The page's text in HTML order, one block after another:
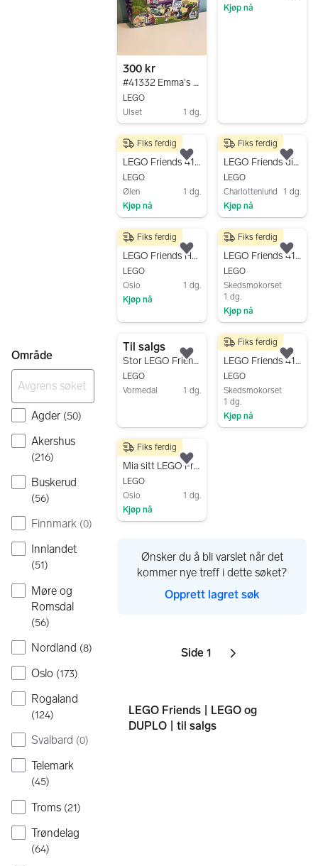
Område
Agder (50)
Akershus
(216)
Buskerud
(56)
Finnmark (0)
Innlandet
(51)
Møre og
Romsdal
(56)
Nordland (8)
Oslo (173)
Rogaland
(124)
Svalbard (0)
Telemark
(45)
Troms (21)
Trøndelag
(64)
300 kr
#41332 Emma's Art Stand
LEGO
Ulset
1 dg.
Kjøp nå
65 kr
LEGO Friends 41738 Redningssykkel for hunder
LEGO
Ølen
1 dg.
Kjøp nå
Fiks ferdig
Legg til som favoritt.
1 600 kr
LEGO Friends diverse byggesett
LEGO
Charlottenlund
1 dg.
Kjøp nå
Fiks ferdig
230 kr
LEGO Friends Heartlake City Café 42618
LEGO
Oslo
1 dg.
Kjøp nå
Fiks ferdig
Legg til som favoritt.
Gå til annonsen
150 kr
LEGO Friends 41091 Mia’s Roadster byggesett
LEGO
Skedsmokorset
1 dg.
Kjøp nå
Fiks ferdig
Til salgs
Stor LEGO Friends-samling med 30 sett – selges etter interesse
LEGO
Vormedal
1 dg.
Legg til som favoritt.
280 kr
LEGO Friends 41333 Olivia’s Mission Vehicle
LEGO
Skedsmokorset
1 dg.
Kjøp nå
Fiks ferdig
200 kr
Mia sitt LEGO Friends hus
LEGO
Oslo
1 dg.
Kjøp nå
Fiks ferdig
Legg til som favoritt.
Ønsker du å bli varslet når det
kommer nye treff i dette søket?
Opprett lagret søk
Sider
Side 1 Neste side
ikon
LEGO Friends | LEGO og
DUPLO | til salgs